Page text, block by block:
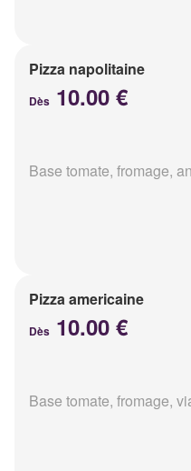
Pizza napolitaine
Dès 10.00 €
Base tomate, fromage,
Pizza americaine
Dès 10.00 €
Base tomate, fromage,